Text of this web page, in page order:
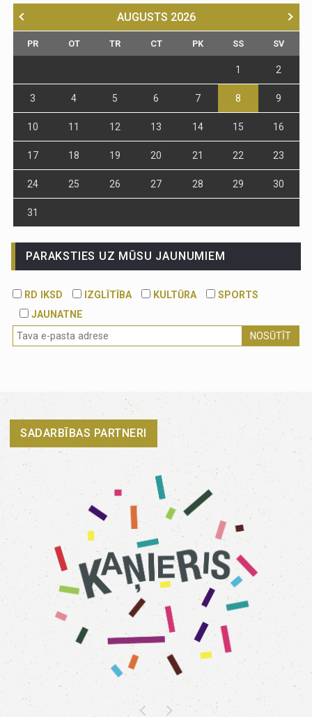
AUGUSTS 2026
PR OT TR CT PK SS SV
1 2
3 4 5 6 7 8 9
10 11 12 13 14 15 16
17 18 19 20 21 22 23
24 25 26 27 28 29 30
31
PARAKSTIES UZ MŪSU JAUNUMIEM
RD IKSD IZGLĪTĪBA KULTŪRA
SPORTS
JAUNATNE
NOSŪTĪT
SADARBĪBAS PARTNERI